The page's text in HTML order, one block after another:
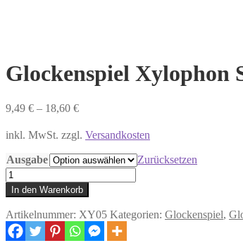
Glockenspiel Xylophon
9,49 € – 18,60 €
inkl. MwSt. zzgl. Versandkosten
Ausgabe
Zurücksetzen
Glockenspiel
Xylophon
Songbook
-
52
Kinderlieder
In den Warenkorb
Artikelnummer: XY05 Kategorien: Glockenspiel,